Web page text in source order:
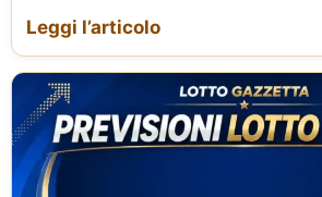
Leggi l’articolo